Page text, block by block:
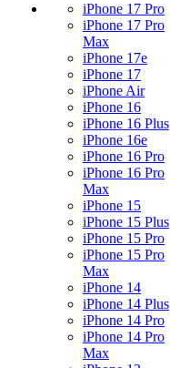
iPhone 17 Pro
iPhone 17 Pro
Max
iPhone 17e
iPhone 17
iPhone Air
iPhone 16
iPhone 16 Plus
iPhone 16e
iPhone 16 Pro
iPhone 16 Pro
Max
iPhone 15
iPhone 15 Plus
iPhone 15 Pro
iPhone 15 Pro
Max
iPhone 14
iPhone 14 Plus
iPhone 14 Pro
iPhone 14 Pro
Max